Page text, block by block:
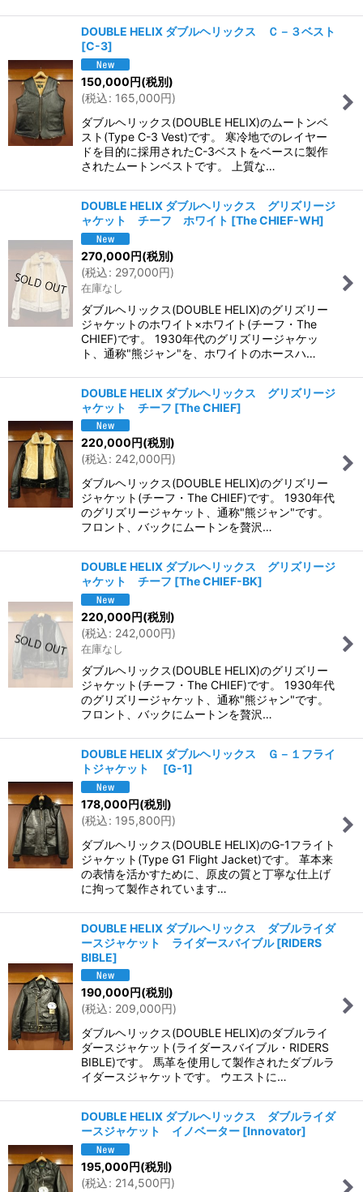
DOUBLE HELIX ダブルヘリックス Ｃ－３ベスト
[C-3]
150,000円(税別)
(税込: 165,000円)
ダブルヘリックス(DOUBLE HELIX)のムートンベ
スト(Type C-3 Vest)です。 寒冷地でのレイヤー
ドを目的に採用されたC-3ベストをベースに製作
されたムートンベストです。 上質な…
DOUBLE HELIX ダブルヘリックス グリズリージ
ャケット チーフ ホワイト [The CHIEF-WH]
270,000円(税別)
(税込: 297,000円)
在庫なし
ダブルヘリックス(DOUBLE HELIX)のグリズリー
ジャケットのホワイト×ホワイト(チーフ・The
CHIEF)です。 1930年代のグリズリージャケッ
ト、通称"熊ジャン"を、ホワイトのホースハ…
DOUBLE HELIX ダブルヘリックス グリズリージ
ャケット チーフ [The CHIEF]
220,000円(税別)
(税込: 242,000円)
ダブルヘリックス(DOUBLE HELIX)のグリズリー
ジャケット(チーフ・The CHIEF)です。 1930年代
のグリズリージャケット、通称"熊ジャン"です。
フロント、バックにムートンを贅沢…
DOUBLE HELIX ダブルヘリックス グリズリージ
ャケット チーフ [The CHIEF-BK]
220,000円(税別)
(税込: 242,000円)
在庫なし
ダブルヘリックス(DOUBLE HELIX)のグリズリー
ジャケット(チーフ・The CHIEF)です。 1930年代
のグリズリージャケット、通称"熊ジャン"です。
フロント、バックにムートンを贅沢…
DOUBLE HELIX ダブルヘリックス Ｇ－１フライ
トジャケット
[G-1]
178,000円(税別)
(税込: 195,800円)
ダブルヘリックス(DOUBLE HELIX)のG-1フライト
ジャケット(Type G1 Flight Jacket)です。 革本来
の表情を活かすために、原皮の質と丁寧な仕上げ
に拘って製作されています…
DOUBLE HELIX ダブルヘリックス ダブルライダ
ースジャケット ライダースバイブル [RIDERS
BIBLE]
190,000円(税別)
(税込: 209,000円)
ダブルヘリックス(DOUBLE HELIX)のダブルライ
ダースジャケット(ライダースバイブル・RIDERS
BIBLE)です。 馬革を使用して製作されたダブルラ
イダースジャケットです。 ウエストに…
DOUBLE HELIX ダブルヘリックス ダブルライダ
ースジャケット イノベーター [Innovator]
195,000円(税別)
(税込: 214,500円)